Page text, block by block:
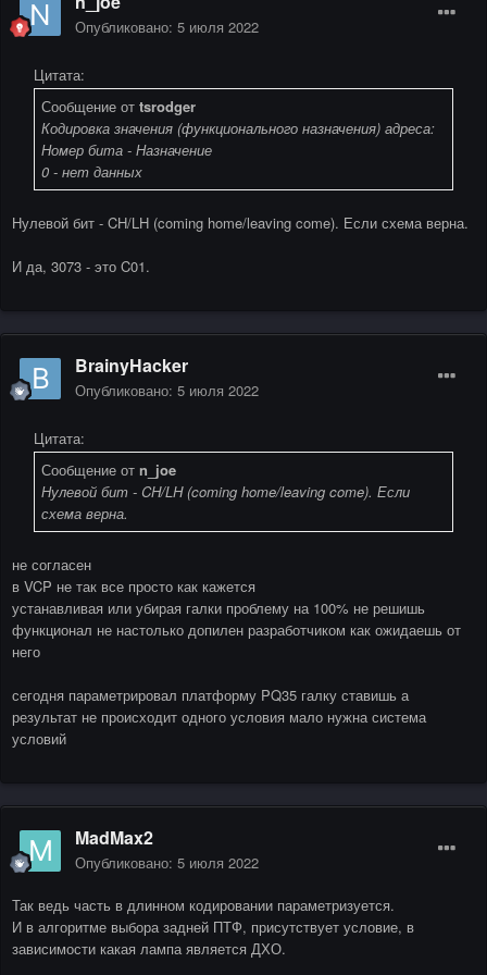
Опубликовано: 5 июля 2022
Цитата:
Сообщение от tsrodger
Кодировка значения (функционального назначения) адреса:
Номер бита - Назначение
0 - нет данных
Нулевой бит - CH/LH (coming home/leaving come). Если схема верна.
И да, 3073 - это C01.
BrainyHacker
Опубликовано: 5 июля 2022
Цитата:
Сообщение от n_joe
Нулевой бит - CH/LH (coming home/leaving come). Если
схема верна.
не согласен
в VCP не так все просто как кажется
устанавливая или убирая галки проблему на 100% не решишь
функционал не настолько допилен разработчиком как ожидаешь от
него
сегодня параметрировал платформу PQ35 галку ставишь а
результат не происходит одного условия мало нужна система
условий
MadMax2
Опубликовано: 5 июля 2022
Так ведь часть в длинном кодировании параметризуется.
И в алгоритме выбора задней ПТФ, присутствует условие, в
зависимости какая лампа является ДХО.